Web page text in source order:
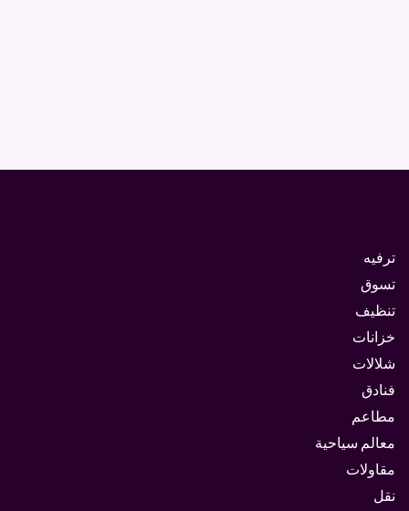
ترفيه
تسوق
تنظيف
خزانات
شلالات
فنادق
مطاعم
معالم سياحية
مقاولات
نقل